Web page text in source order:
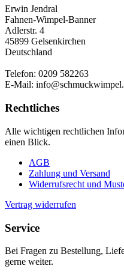
Erwin Jendral
Fahnen-Wimpel-Banner
Adlerstr. 4
45899 Gelsenkirchen
Deutschland
Telefon: 0209 582263
E-Mail:
Rechtliches
Alle wichtigen rechtlichen
einen Blick.
AGB
Zahlung und Versand
Widerrufsrecht und
Vertrag widerrufen
Service
Bei Fragen zu Bestellung,
gerne weiter.